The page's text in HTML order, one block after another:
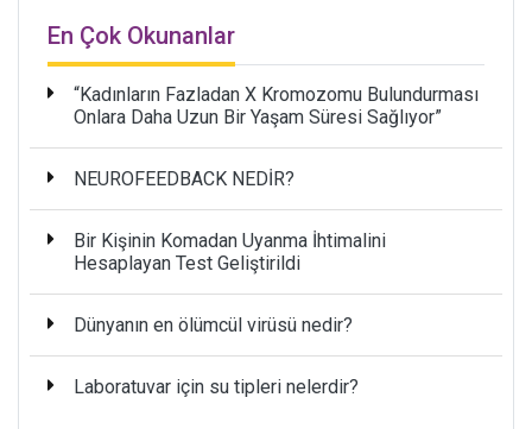
En Çok Okunanlar
“Kadınların Fazladan X Kromozomu Bulundurması
Onlara Daha Uzun Bir Yaşam Süresi Sağlıyor”
NEUROFEEDBACK NEDİR?
Bir Kişinin Komadan Uyanma İhtimalini
Hesaplayan Test Geliştirildi
Dünyanın en ölümcül virüsü nedir?
Laboratuvar için su tipleri nelerdir?